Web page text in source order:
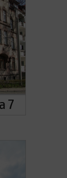
7